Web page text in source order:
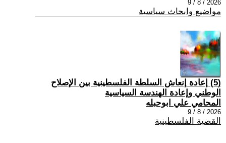
2026 / 8 / 9
مواضيع وابحاث سياسية
(5) إعادة إنعاش السلطة الفلسطينية بين الإصلاح
الوطني وإعادة الهندسة السياسية
المحامي علي ابوحبله
2026 / 8 / 9
القضية الفلسطينية